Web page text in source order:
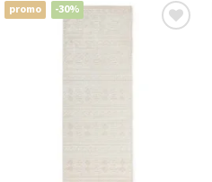
promo -30%